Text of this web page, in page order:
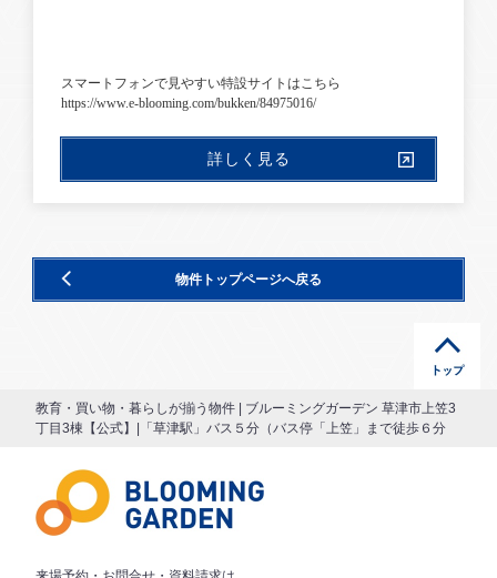
スマートフォンで見やすい特設サイトはこちら
https://www.e-blooming.com/bukken/84975016/
詳しく見る
物件トップページへ戻る
教育・買い物・暮らしが揃う物件 | ブルーミングガーデン 草津市上笠3
丁目3棟【公式】|「草津駅」バス５分（バス停「上笠」まで徒歩６分